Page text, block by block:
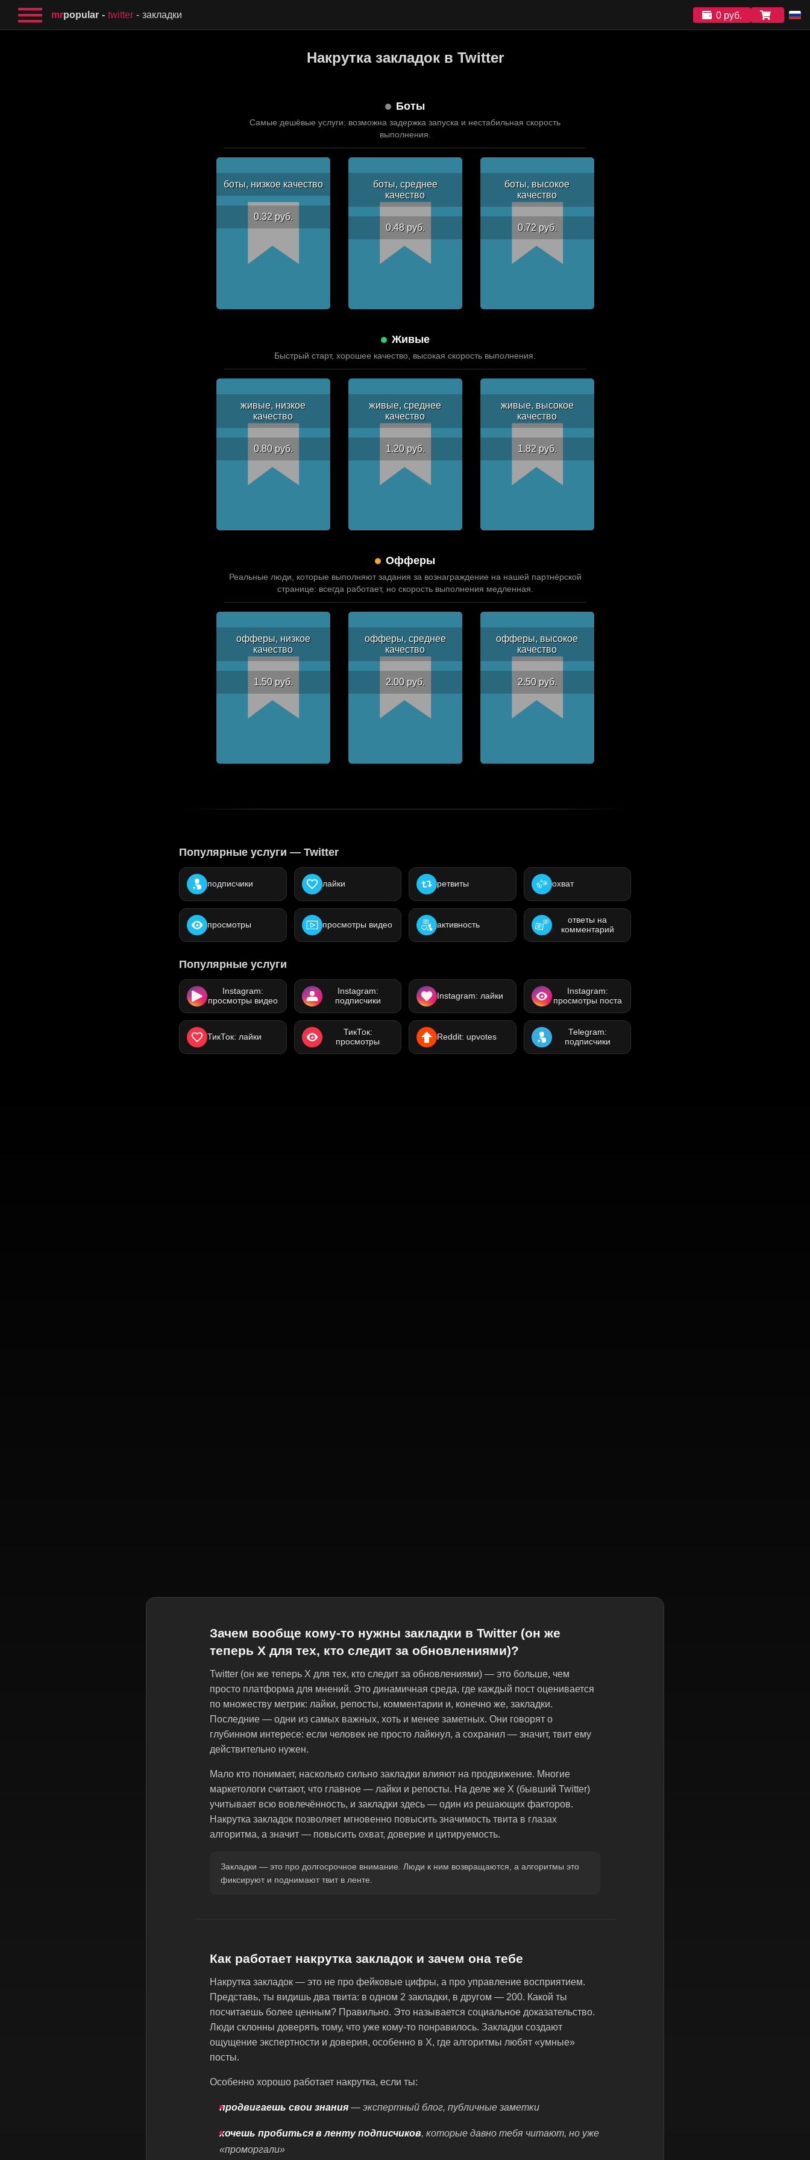
mrpopular twitter закладки 0 руб.
Накрутка закладок в Twitter
Боты
Самые дешёвые услуги: возможна задержка запуска и нестабильная скорость
выполнения.
боты, низкое качество
0.32 руб.
боты, среднее
качество
0.48 руб.
боты, высокое
качество
0.72 руб.
Живые
Быстрый старт, хорошее качество, высокая скорость выполнения.
живые, низкое
качество
0.80 руб.
живые, среднее
качество
1.20 руб.
живые, высокое
качество
1.82 руб.
Офферы
Реальные люди, которые выполняют задания за вознаграждение на нашей партнёрской
странице: всегда работает, но скорость выполнения медленная.
офферы, низкое
качество
1.50 руб.
офферы, среднее
качество
2.00 руб.
офферы, высокое
качество
2.50 руб.
Популярные услуги — Twitter
подписчики лайки ретвиты охват
просмотры просмотры видео активность
ответы на
комментарий
Популярные услуги
Instagram:
просмотры видео
Instagram:
подписчики
Instagram: лайки
Instagram:
просмотры поста
ТикТок: лайки
ТикТок:
просмотры
Reddit: upvotes
Telegram:
подписчики
Зачем вообще кому-то нужны закладки в Twitter (он же
теперь X для тех, кто следит за обновлениями)?
Twitter (он же теперь X для тех, кто следит за обновлениями) — это больше, чем
просто платформа для мнений. Это динамичная среда, где каждый пост оценивается
по множеству метрик: лайки, репосты, комментарии и, конечно же, закладки.
Последние — одни из самых важных, хоть и менее заметных. Они говорят о
глубинном интересе: если человек не просто лайкнул, а сохранил — значит, твит ему
действительно нужен.
Мало кто понимает, насколько сильно закладки влияют на продвижение. Многие
маркетологи считают, что главное — лайки и репосты. На деле же X (бывший Twitter)
учитывает всю вовлечённость, и закладки здесь — один из решающих факторов.
Накрутка закладок позволяет мгновенно повысить значимость твита в глазах
алгоритма, а значит — повысить охват, доверие и цитируемость.
Закладки — это про долгосрочное внимание. Люди к ним возвращаются, а алгоритмы это
фиксируют и поднимают твит в ленте.
Как работает накрутка закладок и зачем она тебе
Накрутка закладок — это не про фейковые цифры, а про управление восприятием.
Представь, ты видишь два твита: в одном 2 закладки, в другом — 200. Какой ты
посчитаешь более ценным? Правильно. Это называется социальное доказательство.
Люди склонны доверять тому, что уже кому-то понравилось. Закладки создают
ощущение экспертности и доверия, особенно в X, где алгоритмы любят «умные»
посты.
Особенно хорошо работает накрутка, если ты:
продвигаешь свои знания — экспертный блог, публичные заметки
хочешь пробиться в ленту подписчиков, которые давно тебя читают, но уже
«проморгали»